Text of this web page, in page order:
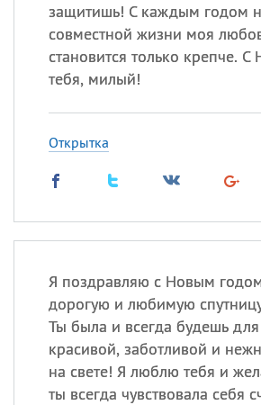
защитишь! С каждым годом
совместной жизни моя
становится только крепче.
тебя, милый!
Открытка
Я поздравляю с Новым
дорогую и любимую
Ты была и всегда будешь
красивой, заботливой и
на свете! Я люблю тебя и
ты всегда чувствовала себя
Анфиса